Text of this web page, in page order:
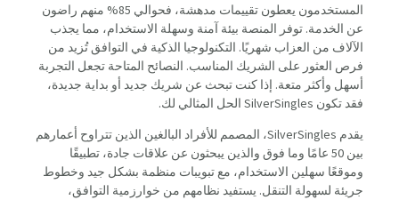
المستخدمون يعطون تقييمات مدهشة، فحوالي 85% منهم راضون
عن الخدمة. توفر المنصة بيئة آمنة وسهلة الاستخدام، مما يجذب
الآلاف من العزاب شهريًا. التكنولوجيا الذكية في التوافق تُزيد من
فرص العثور على الشريك المناسب. النصائح المتاحة تجعل التجربة
أسهل وأكثر متعة. إذا كنت تبحث عن شريك جديد أو بداية جديدة،
فقد تكون SilverSingles الحل المثالي لك.
يقدم SilverSingles، المصمم للأفراد البالغين الذين تتراوح أعمارهم
بين 50 عامًا وما فوق والذين يبحثون عن علاقات جادة، تطبيقًا
وموقعًا سهلين الاستخدام، مع تبويبات منظمة بشكل جيد وخطوط
جريئة لسهولة التنقل. يستفيد نظامهم من خوارزمية التوافق،